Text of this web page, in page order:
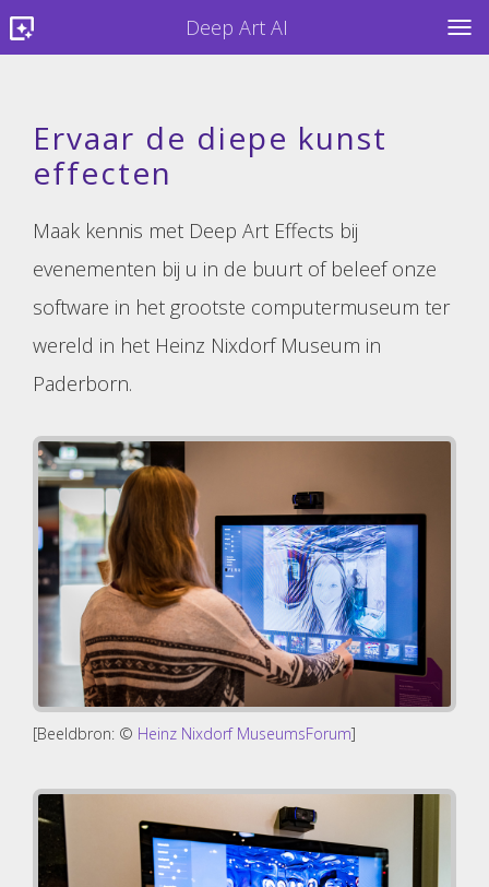
Deep Art AI
Ervaar de diepe kunst
effecten
Maak kennis met Deep Art Effects bij
evenementen bij u in de buurt of beleef onze
software in het grootste computermuseum ter
wereld in het Heinz Nixdorf Museum in
Paderborn.
[Beeldbron: © Heinz Nixdorf MuseumsForum]